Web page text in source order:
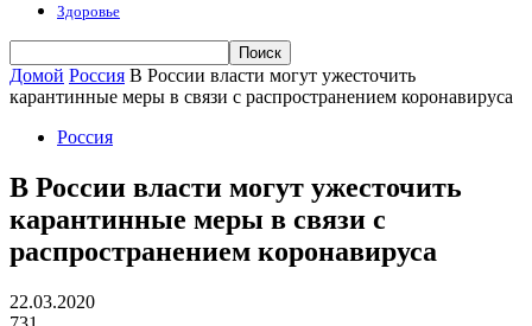
Здоровье
Домой Россия В России власти могут ужесточить
карантинные меры в связи с распространением коронавируса
Россия
В России власти могут ужесточить
карантинные меры в связи с
распространением коронавируса
22.03.2020